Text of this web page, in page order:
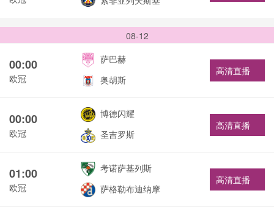
08-12
00:00
欧冠
萨巴赫
奥胡斯
高清直播
00:00
欧冠
博德闪耀
圣吉罗斯
高清直播
01:00
欧冠
考诺萨基列斯
萨格勒布迪纳摩
高清直播